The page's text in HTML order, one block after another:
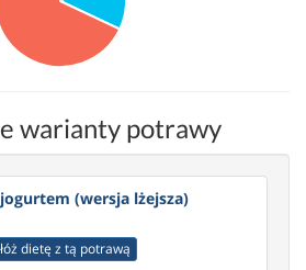
warianty potrawy
(wersja lżejsza)
dietę z tą potrawą